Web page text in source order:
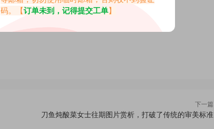
0
下一篇
刀鱼炖酸菜女士往期图片赏析，打破了传统的审美标准
码。【订单未到，记得提交工单】